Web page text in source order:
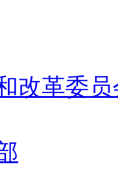
改革委